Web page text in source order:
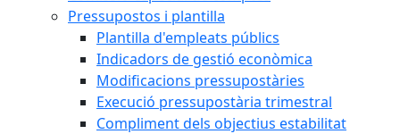
Pressupostos i plantilla
Plantilla d'empleats públics
Indicadors de gestió econòmica
Modificacions pressupostàries
Execució pressupostària trimestral
Compliment dels objectius estabilitat